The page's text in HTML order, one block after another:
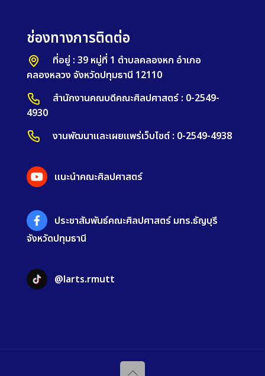
ช่องทางการติดต่อ
ที่อยู่ : 39 หมู่ที่ 1 ตำบลคลองหก อำเภอ
คลองหลวง จังหวัดปทุมธานี 12110
สำนักงานคณบดีคณะศิลปศาสตร์ : 0-2549-
4930
งานพัฒนาและเผยแพร่เว็บไซต์ : 0-2549-4938
แนะนำคณะศิลปศาสตร์
ประชาสัมพันธ์คณะศิลปศาสตร์ มทร.ธัญบุรี
จังหวัดปทุมธานี
@larts.rmutt